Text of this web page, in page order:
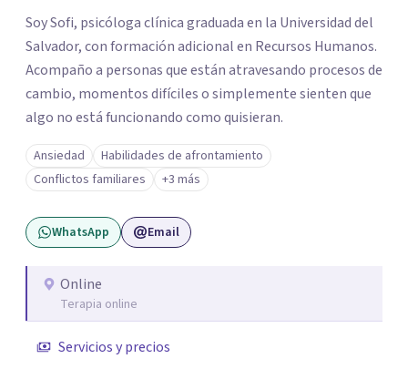
Soy Sofi, psicóloga clínica graduada en la Universidad del
Salvador, con formación adicional en Recursos Humanos.
Acompaño a personas que están atravesando procesos de
cambio, momentos difíciles o simplemente sienten que
algo no está funcionando como quisieran.
Ansiedad
Habilidades de afrontamiento
Conflictos familiares
+3 más
WhatsApp Email
Online
Terapia online
Servicios y precios